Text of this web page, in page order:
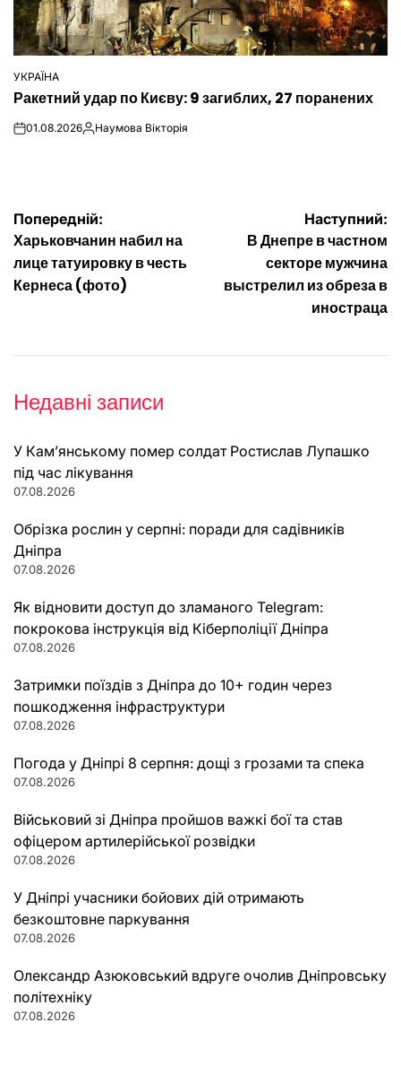
ОПУБЛІКУВАТИ
У
УКРАЇНА
Ракетний удар по Києву: 9 загиблих, 27 поранених
on01.08.2026Опубліковано
Наумова Вікторія
Навігація
записів
Попередній:
Харьковчанин набил на
лице татуировку в честь
Кернеса (фото)
Наступний:
В Днепре в частном
секторе мужчина
выстрелил из обреза в
иностраца
Недавні записи
У Кам’янському помер солдат Ростислав Лупашко
під час лікування
07.08.2026
Обрізка рослин у серпні: поради для садівників
Дніпра
07.08.2026
Як відновити доступ до зламаного Telegram:
покрокова інструкція від Кіберполіції Дніпра
07.08.2026
Затримки поїздів з Дніпра до 10+ годин через
пошкодження інфраструктури
07.08.2026
Погода у Дніпрі 8 серпня: дощі з грозами та спека
07.08.2026
Військовий зі Дніпра пройшов важкі бої та став
офіцером артилерійської розвідки
07.08.2026
У Дніпрі учасники бойових дій отримають
безкоштовне паркування
07.08.2026
Олександр Азюковський вдруге очолив Дніпровську
політехніку
07.08.2026